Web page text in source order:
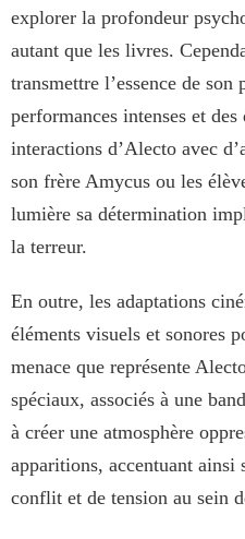
explorer la profondeur
autant que les livres.
transmettre l’essence de son
performances intenses et
interactions d’Alecto avec
son frère Amycus ou les
lumière sa détermination
la terreur.
En outre, les adaptations
éléments visuels et sonores
menace que représente
spéciaux, associés à une
à créer une atmosphère
apparitions, accentuant ainsi
conflit et de tension au sein